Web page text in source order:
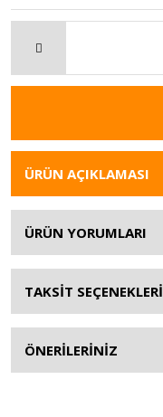
ÜRÜN AÇIKLAMASI
ÜRÜN YORUMLARI
TAKSİT SEÇENEKLERİ
ÖNERİLERİNİZ